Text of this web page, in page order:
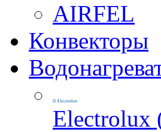
AIRFEL
Конвекторы
Electrolux